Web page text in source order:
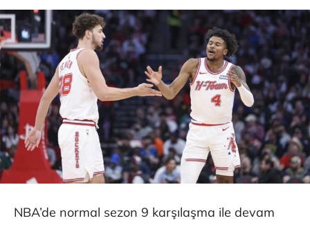
NBA’de normal sezon 9 karşılaşma ile devam